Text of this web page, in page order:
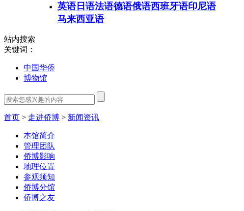
英语日语法语德语俄语西班牙语印尼语
马来西亚语
站内搜索
关键词：
中国华侨
博物馆
首页 > 走进侨博 > 新闻资讯
本馆简介
管理团队
侨博影响
地理位置
参观须知
侨博分馆
侨博之友